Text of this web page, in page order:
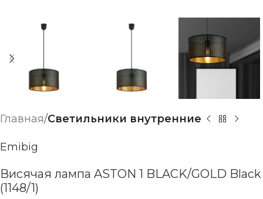
Главная Светильники внутренние
Emibig
Висячая лампа ASTON 1 BLACK/GOLD Black
(1148/1)